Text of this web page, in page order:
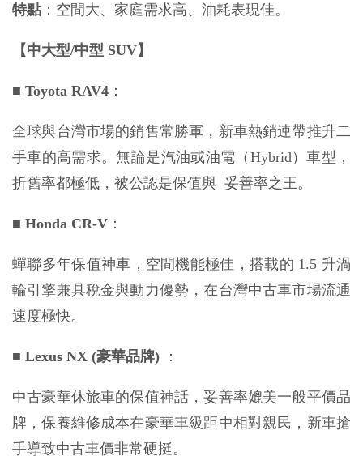
特點 ：空間大、家庭需求高、油耗表現佳。
【中大型/中型 SUV】
■ Toyota RAV4 ：
全球與台灣市場的銷售常勝軍，新車熱銷連帶推升二
手車的高需求。無論是汽油或油電（Hybrid）車型，
折舊率都極低，被公認是保值與  妥善率之王。
■ Honda CR-V ：
蟬聯多年保值神車，空間機能極佳，搭載的 1.5 升渦
輪引擎兼具稅金與動力優勢，在台灣中古車市場流通
速度極快。
■ Lexus NX (豪華品牌) ：
中古豪華休旅車的保值神話，妥善率媲美一般平價品
牌，保養維修成本在豪華車級距中相對親民，新車搶
手導致中古車價非常硬挺。